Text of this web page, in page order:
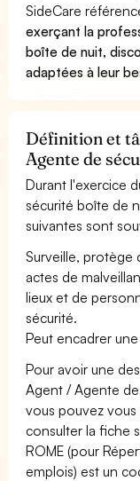
SideCare
exerçant la
boîte de nuit,
adaptées à leur
Définition et
Agente de
Durant l'exercice
sécurité boîte de
suivantes sont
Surveille, protège
actes de
lieux et de
sécurité.
Peut encadrer
Pour avoir une
Agent / Agente
vous pouvez
consulter la fiche
ROME (pour
emplois) est un